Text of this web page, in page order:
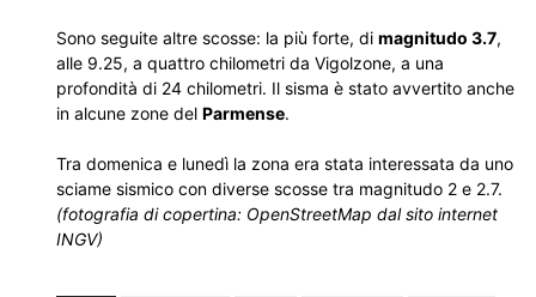
Sono seguite altre scosse: la più forte, di magnitudo 3.7,
alle 9.25, a quattro chilometri da Vigolzone, a una
profondità di 24 chilometri. Il sisma è stato avvertito anche
in alcune zone del Parmense.
Tra domenica e lunedì la zona era stata interessata da uno
sciame sismico con diverse scosse tra magnitudo 2 e 2.7.
(fotografia di copertina: OpenStreetMap dal sito internet
INGV)